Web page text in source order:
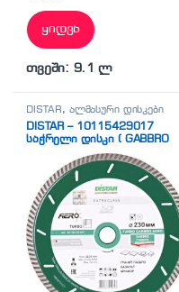
ყიდვა
თვეში: 9.1 ლ
DISTAR, ალმასური დისკები
DISTAR – 10115429017
საჭრელი დისკი ( GABBRO